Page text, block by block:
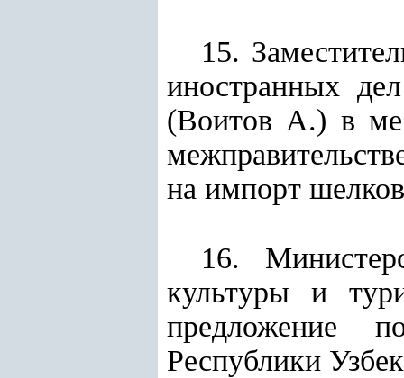
15.
иностранных
(Воитов А.) в
на импорт
16.
культуры и
предложение
Республики